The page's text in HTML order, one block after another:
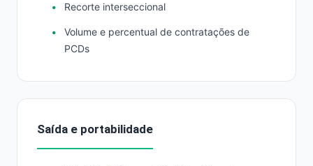
Recorte interseccional
Volume e percentual de contratações de
PCDs
Saída e portabilidade